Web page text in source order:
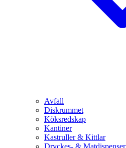
Avfall
Diskrummet
Köksredskap
Kantiner
Kastruller & Kittlar
Dryckes- & Matdispenser